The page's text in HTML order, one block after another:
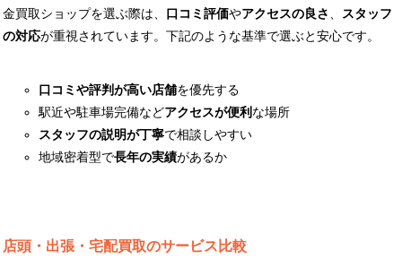
金買取ショップを選ぶ際は、 口コミ評価やアクセスの良さ
スタッフ
の対応が重視されています。下記のような基準で選ぶと安心です。
口コミや評判が高い店舗を優先する
駅近や駐車場完備などアクセスが便利 な場所
スタッフの説明が丁寧で相談しやすい
地域密着型で長年の実績があるか
店頭・出張・宅配買取のサービス比較